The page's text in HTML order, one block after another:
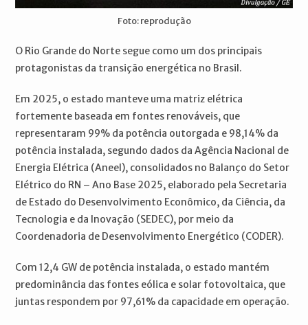
Foto: reprodução
O Rio Grande do Norte segue como um dos principais
protagonistas da transição energética no Brasil.
Em 2025, o estado manteve uma matriz elétrica
fortemente baseada em fontes renováveis, que
representaram 99% da potência outorgada e 98,14% da
potência instalada, segundo dados da Agência Nacional de
Energia Elétrica (Aneel), consolidados no Balanço do Setor
Elétrico do RN – Ano Base 2025, elaborado pela Secretaria
de Estado do Desenvolvimento Econômico, da Ciência, da
Tecnologia e da Inovação (SEDEC), por meio da
Coordenadoria de Desenvolvimento Energético (CODER).
Com 12,4 GW de potência instalada, o estado mantém
predominância das fontes eólica e solar fotovoltaica, que
juntas respondem por 97,61% da capacidade em operação.